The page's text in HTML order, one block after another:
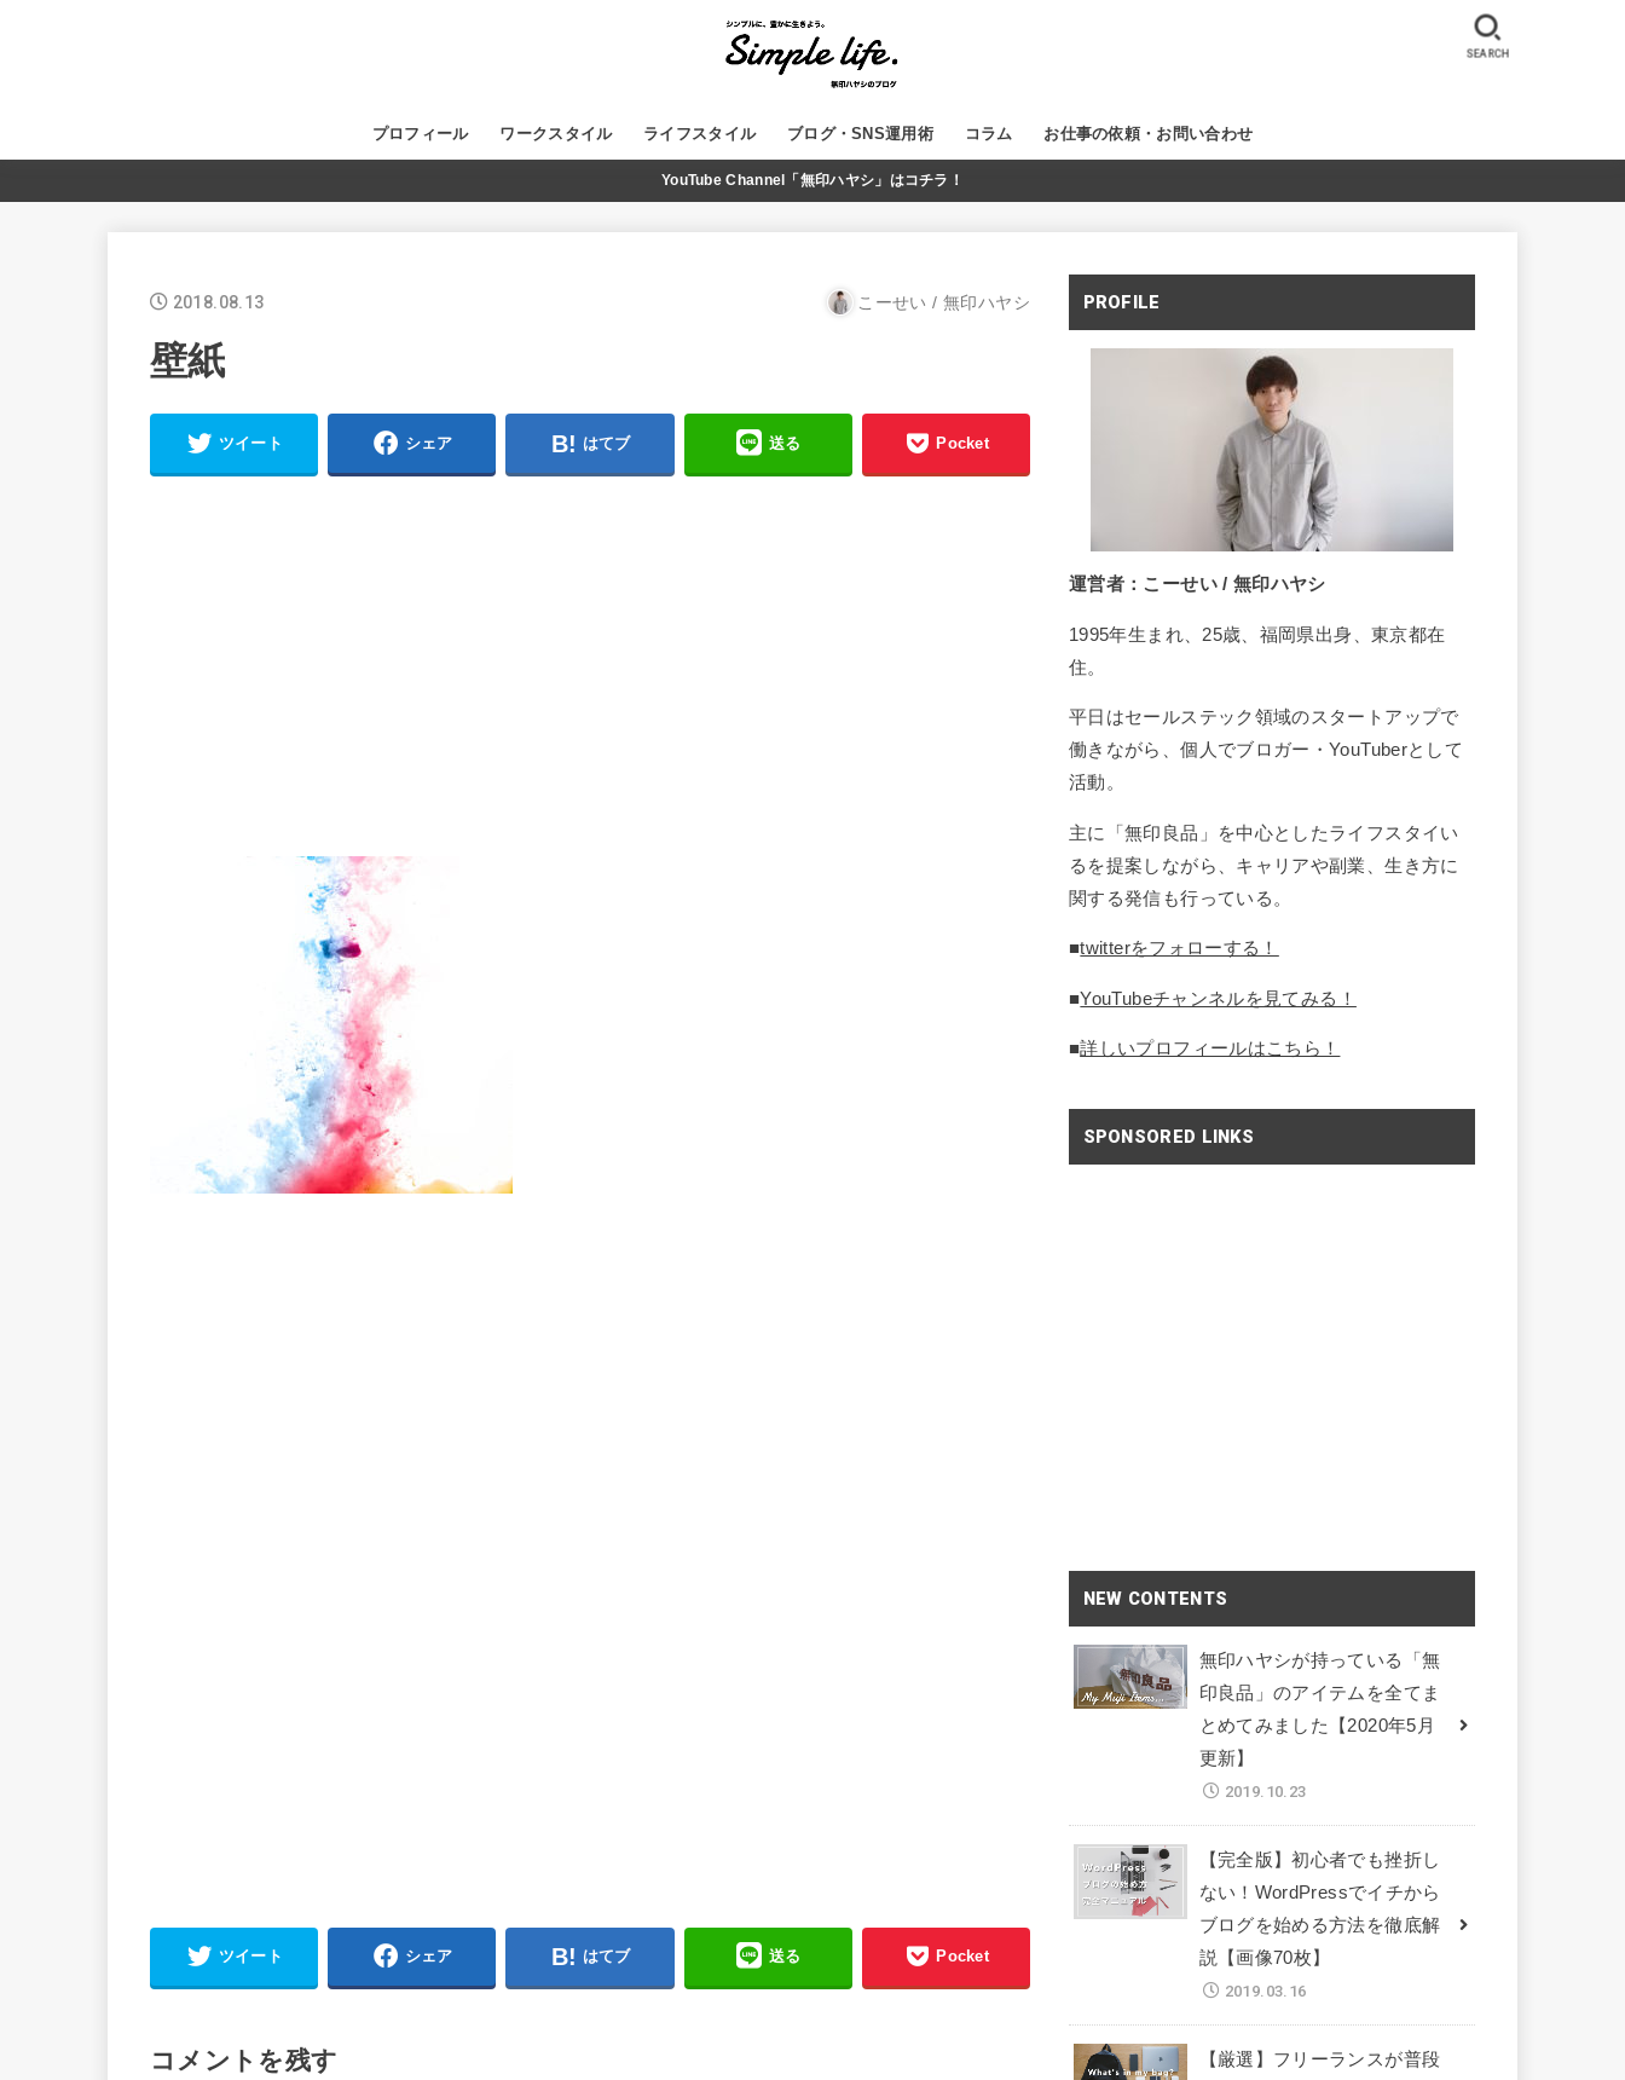
プロフィール ワークスタイル ライフスタイル
GADGET
MUJI
ブログ・SNS運用術
WordPress
ブログ運営
SNS
YouTube
コラム お仕事の依頼・お問い合わせ
SEARCH
YouTube Channel「無印ハヤシ」はコチラ！
2018.08.13 こーせい / 無印ハヤシ
壁紙
ツイート シェア はてブ 送る Pocket
ツイート シェア はてブ 送る Pocket
コメントを残す
PROFILE
運営者：こーせい / 無印ハヤシ
1995年生まれ、25歳、福岡県出身、東京都在
住。
平日はセールステック領域のスタートアップで
働きながら、個人でブロガー・YouTuberとして
活動。
主に「無印良品」を中心としたライフスタイい
るを提案しながら、キャリアや副業、生き方に
関する発信も行っている。
■twitterをフォローする！
■YouTubeチャンネルを見てみる！
■詳しいプロフィールはこちら！
SPONSORED LINKS
NEW CONTENTS
無印ハヤシが持っている「無
印良品」のアイテムを全てま
とめてみました【2020年5月
更新】
2019.10.23
【完全版】初心者でも挫折し
ない！WordPressでイチから
ブログを始める方法を徹底解
説【画像70枚】
2019.03.16
【厳選】フリーランスが普段